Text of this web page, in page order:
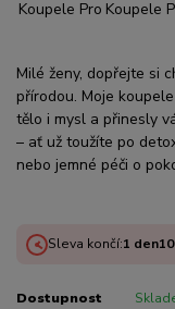
Milé ženy, dopřejte si
přírodou. Moje
tělo i mysl a přinesly
– ať už toužíte po
nebo jemné péči o
Sleva končí:1 den10
Dostupnost